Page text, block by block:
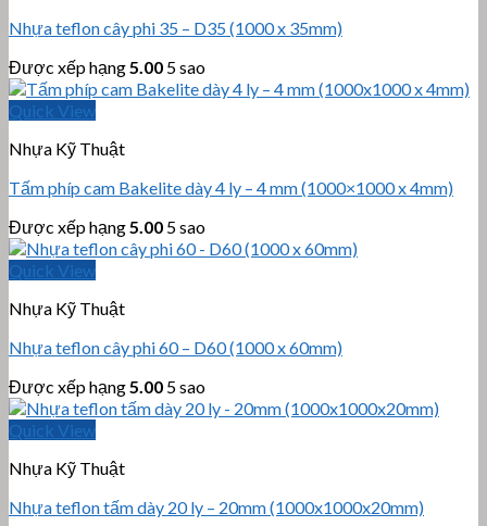
Nhựa teflon cây phi 35 – D35 (1000 x 35mm)
Được xếp hạng 5.00 5 sao
Quick View
Nhựa Kỹ Thuật
Tấm phíp cam Bakelite dày 4 ly – 4 mm (1000×1000 x 4mm)
Được xếp hạng 5.00 5 sao
Quick View
Nhựa Kỹ Thuật
Nhựa teflon cây phi 60 – D60 (1000 x 60mm)
Được xếp hạng 5.00 5 sao
Quick View
Nhựa Kỹ Thuật
Nhựa teflon tấm dày 20 ly – 20mm (1000x1000x20mm)